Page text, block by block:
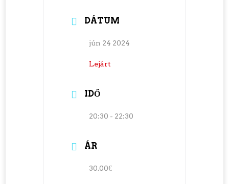
DÁTUM
jún 24 2024
Lejárt
IDŐ
20:30 - 22:30
ÁR
30.00€